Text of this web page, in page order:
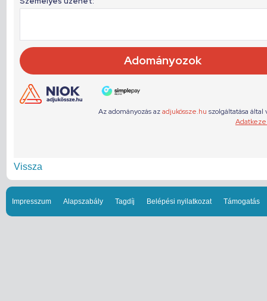
Vissza
Impresszum Alapszabály Tagdíj Belépési nyilatkozat Támogatás